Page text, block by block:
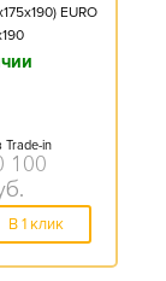
EURO
Trade-in
100
В 1 клик